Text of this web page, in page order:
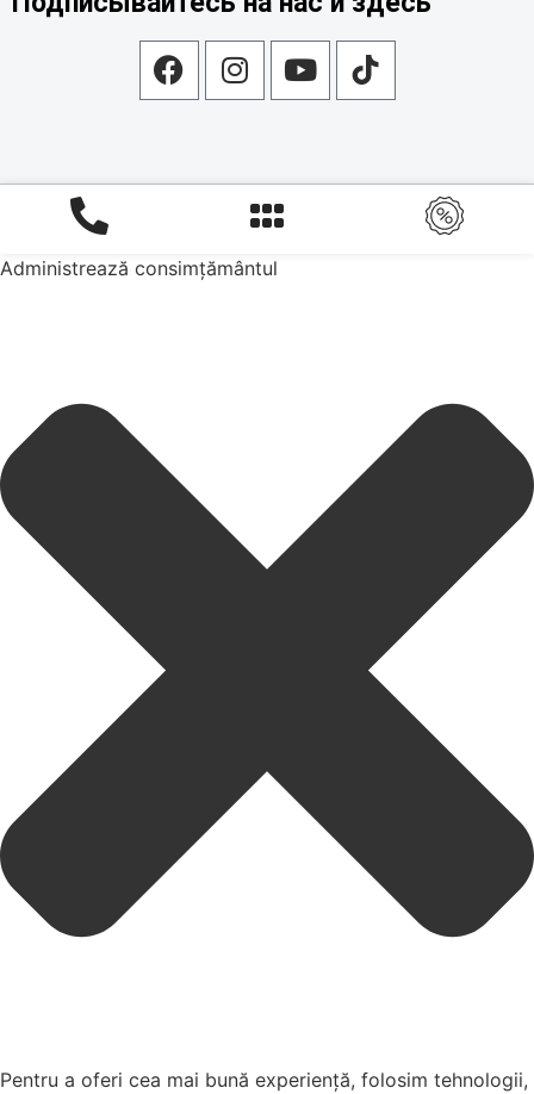
Administrează consimțământul
Pentru a oferi cea mai bună experiență, folosim tehnologii,